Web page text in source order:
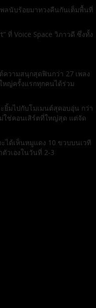
พลนับร้อยมาทวงคืนกันเต็มพื้นที่
ที่ Voice Space วิภาวดี ซึ่งทั้ง
วามสนุกสุดฟินกว่า 27 เพลง
หญ่ครั้งแรกทุกคนได้ร่วม
ยิ้มไปกับโมเมนต์สุดอบอุ่น กว่า
ใช่คอนเสิร์ตที่ใหญ่สุด แต่จัด
ะได้เห็นหมูแดง 10 ขวบบนเวที
วเองในวันที่ 2-3